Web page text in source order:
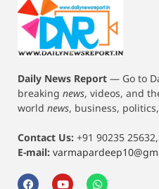
Daily News Report — Go to
breaking news, videos, and
world news, business,
Contact Us: +91 90235
E-mail: